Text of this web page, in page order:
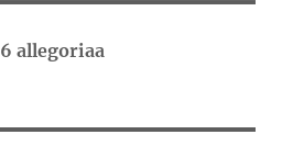
6 allegoriaa